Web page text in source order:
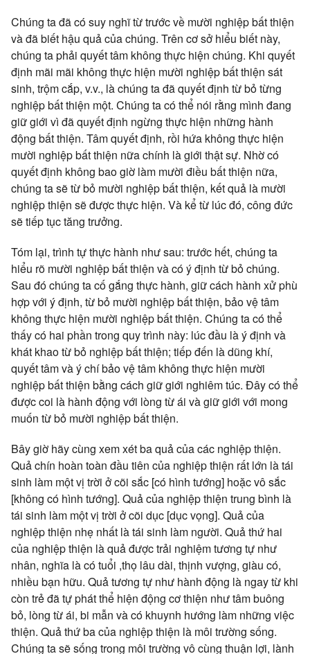
Chúng ta đã có suy nghĩ từ trước về mười nghiệp bất thiện
và đã biết hậu quả của chúng. Trên cơ sở hiểu biết này,
chúng ta phải quyết tâm không thực hiện chúng. Khi quyết
định mãi mãi không thực hiện mười nghiệp bất thiện sát
sinh, trộm cắp, v.v., là chúng ta đã quyết định từ bỏ từng
nghiệp bất thiện một. Chúng ta có thể nói rằng mình đang
giữ giới vì đã quyết định ngừng thực hiện những hành
động bất thiện. Tâm quyết định, rồi hứa không thực hiện
mười nghiệp bất thiện nữa chính là giới thật sự. Nhờ có
quyết định không bao giờ làm mười điều bất thiện nữa,
chúng ta sẽ từ bỏ mười nghiệp bất thiện, kết quả là mười
nghiệp thiện sẽ được thực hiện. Và kể từ lúc đó, công đức
sẽ tiếp tục tăng trưởng.
Tóm lại, trình tự thực hành như sau: trước hết, chúng ta
hiểu rõ mười nghiệp bất thiện và có ý định từ bỏ chúng.
Sau đó chúng ta cố gắng thực hành, giữ cách hành xử phù
hợp với ý định, từ bỏ mười nghiệp bất thiện, bảo vệ tâm
không thực hiện mười nghiệp bất thiện. Chúng ta có thể
thấy có hai phần trong quy trình này: lúc đầu là ý định và
khát khao từ bỏ nghiệp bất thiện; tiếp đến là dũng khí,
quyết tâm và ý chí bảo vệ tâm không thực hiện mười
nghiệp bất thiện bằng cách giữ giới nghiêm túc. Đây có thể
được coi là hành động với lòng từ ái và giữ giới với mong
muốn từ bỏ mười nghiệp bất thiện.
Bây giờ hãy cùng xem xét ba quả của các nghiệp thiện.
Quả chín hoàn toàn đầu tiên của nghiệp thiện rất lớn là tái
sinh làm một vị trời ở cõi sắc [có hình tướng] hoặc vô sắc
[không có hình tướng]. Quả của nghiệp thiện trung bình là
tái sinh làm một vị trời ở cõi dục [dục vọng]. Quả của
nghiệp thiện nhẹ nhất là tái sinh làm người. Quả thứ hai
của nghiệp thiện là quả được trải nghiệm tương tự như
nhân, nghĩa là có tuổi ,thọ lâu dài, thịnh vượng, giàu có,
nhiều bạn hữu. Quả tương tự như hành động là ngay từ khi
còn trẻ đã tự phát thể hiện động cơ thiện như tâm buông
bỏ, lòng từ ái, bi mẫn và có khuynh hướng làm những việc
thiện. Quả thứ ba của nghiệp thiện là môi trường sống.
Chúng ta sẽ sống trong môi trường vô cùng thuận lợi, lành